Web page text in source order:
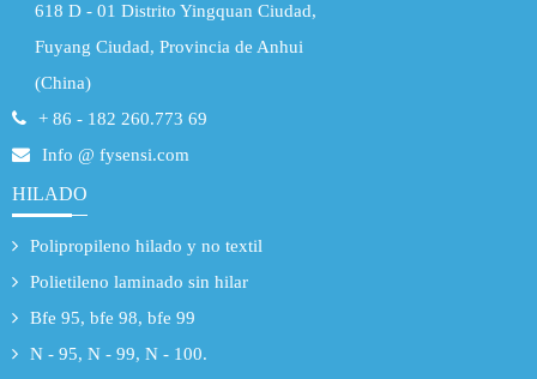
618 D - 01 Distrito Yingquan Ciudad,
Fuyang Ciudad, Provincia de Anhui
(China)
+ 86 - 182 260.773 69
Info @ fysensi.com
HILADO
Polipropileno hilado y no textil
Polietileno laminado sin hilar
Bfe 95, bfe 98, bfe 99
N - 95, N - 99, N - 100.